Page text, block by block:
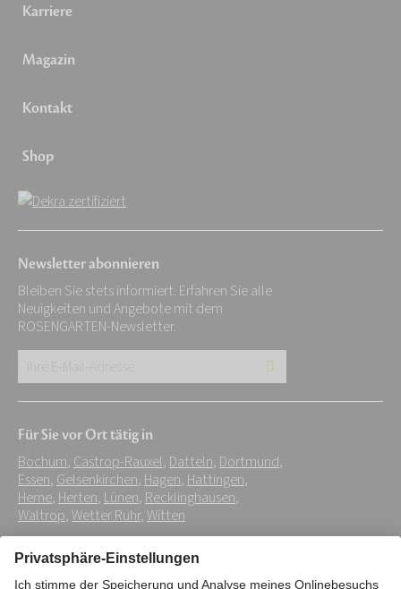
Karriere
Magazin
Kontakt
Shop
Newsletter abonnieren
Bleiben Sie stets informiert. Erfahren Sie alle
Neuigkeiten und Angebote mit dem
ROSENGARTEN-Newsletter.
E-
Adresse:
*
Für Sie vor Ort tätig in
Bochum, Castrop-Rauxel, Datteln, Dortmund,
Essen, Gelsenkirchen, Hagen, Hattingen,
Herne, Herten, Lünen, Recklinghausen,
Waltrop,Wetter Ruhr,Witten
Impressum Datenschutz Stiftung